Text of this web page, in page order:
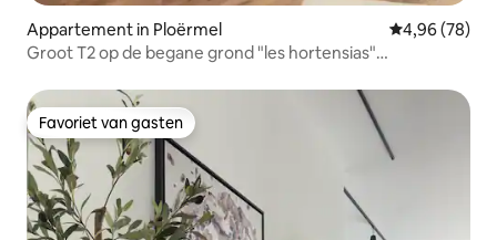
Appartement in Ploërmel Gemiddelde
4,96 (78)
Groot T2 op de begane grond "les hortensias"
Favoriet van gasten
Favoriet van gasten